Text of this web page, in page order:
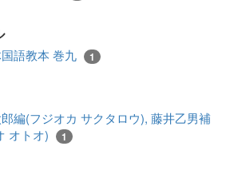
語教本 巻九 1
編(フジオカ サクタロウ), 藤井乙男補
オトオ)
1